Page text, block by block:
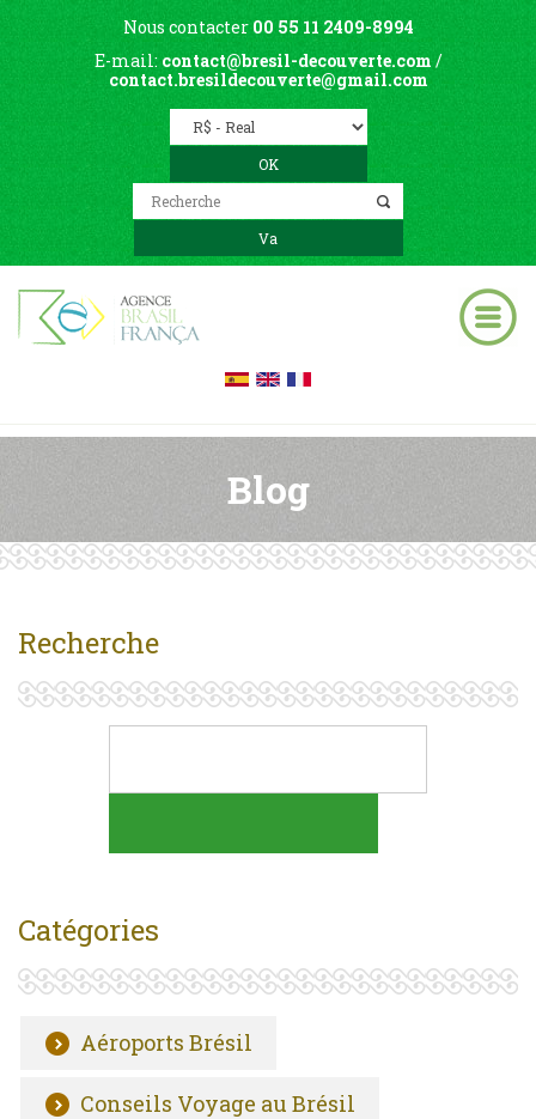
Nous contacter 00 55 11 2409-8994
E-mail: contact@bresil-decouverte.com /
contact.bresildecouverte@gmail.com
Blog
Recherche
Catégories
Aéroports Brésil
Conseils Voyage au Brésil